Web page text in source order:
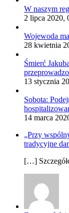
W naszym
2 lipca 2020,
Wojewoda
28 kwietnia
Śmierć
13 stycznia
Sobota:
14 marca
„Przy
tradycyjne
[…]